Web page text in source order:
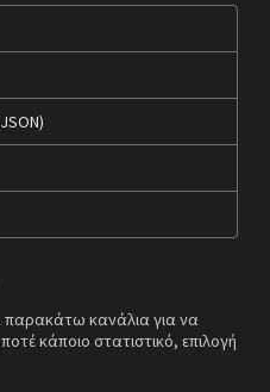
κανάλια για να
κάποιο στατιστικό, επιλογή